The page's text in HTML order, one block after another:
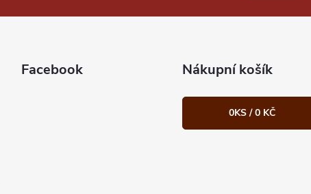
Facebook Nákupní košík
0KS /0 KČ